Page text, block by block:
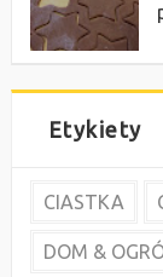
Etykiety
CIASTKA
DOM &